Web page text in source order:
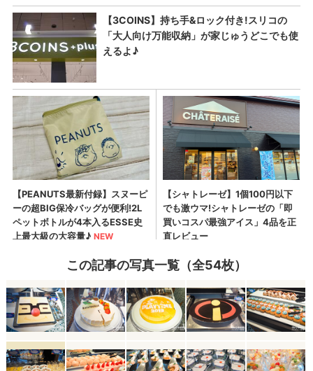
この記事の写真一覧（全54枚）